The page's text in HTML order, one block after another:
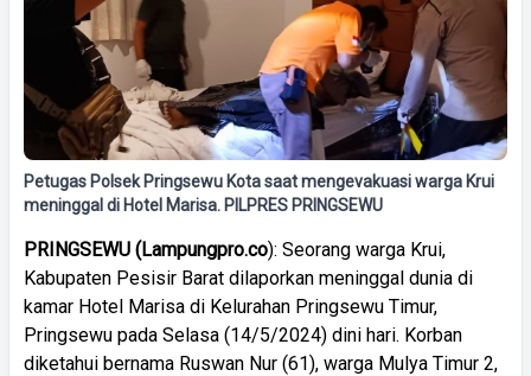
Petugas Polsek Pringsewu Kota saat mengevakuasi warga Krui
meninggal di Hotel Marisa. PILPRES PRINGSEWU
PRINGSEWU (Lampungpro.co): Seorang warga Krui,
Kabupaten Pesisir Barat dilaporkan meninggal dunia di
kamar Hotel Marisa di Kelurahan Pringsewu Timur,
Pringsewu pada Selasa (14/5/2024) dini hari. Korban
diketahui bernama Ruswan Nur (61), warga Mulya Timur 2,